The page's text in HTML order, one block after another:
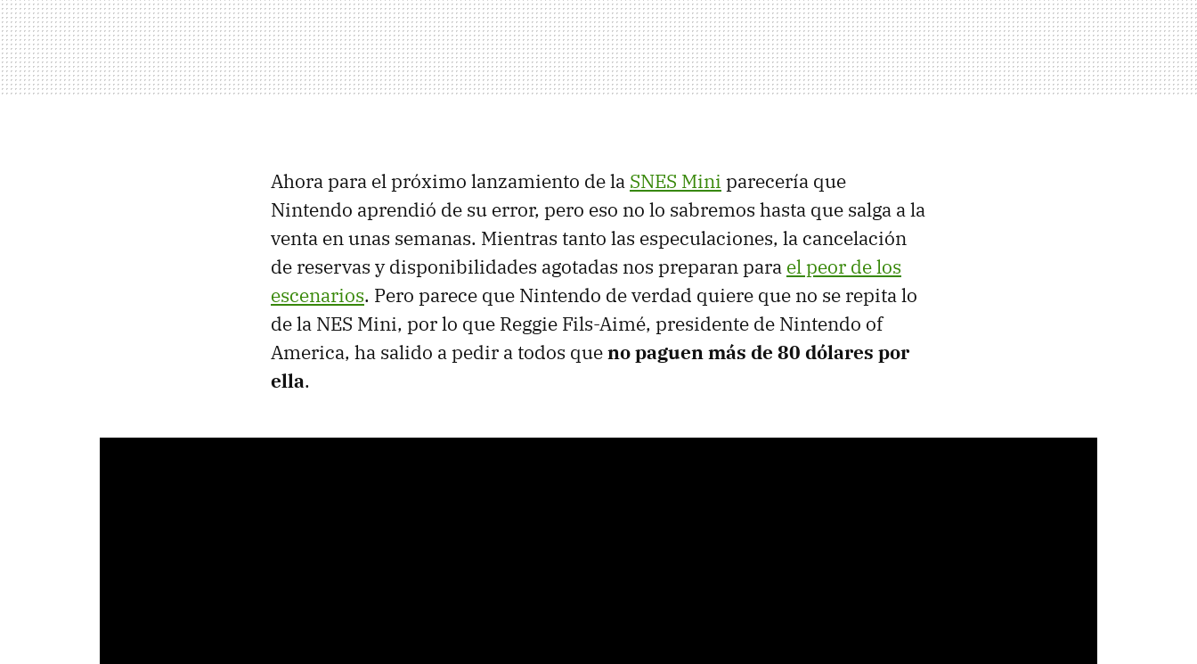
Ahora para el próximo lanzamiento de la SNES Mini parecería que
Nintendo aprendió de su error, pero eso no lo sabremos hasta que salga a la
venta en unas semanas. Mientras tanto las especulaciones, la cancelación
de reservas y disponibilidades agotadas nos preparan para el peor de los
escenarios. Pero parece que Nintendo de verdad quiere que no se repita lo
de la NES Mini, por lo que Reggie Fils-Aimé, presidente de Nintendo of
America, ha salido a pedir a todos queno paguen más de 80 dólares por
ella.